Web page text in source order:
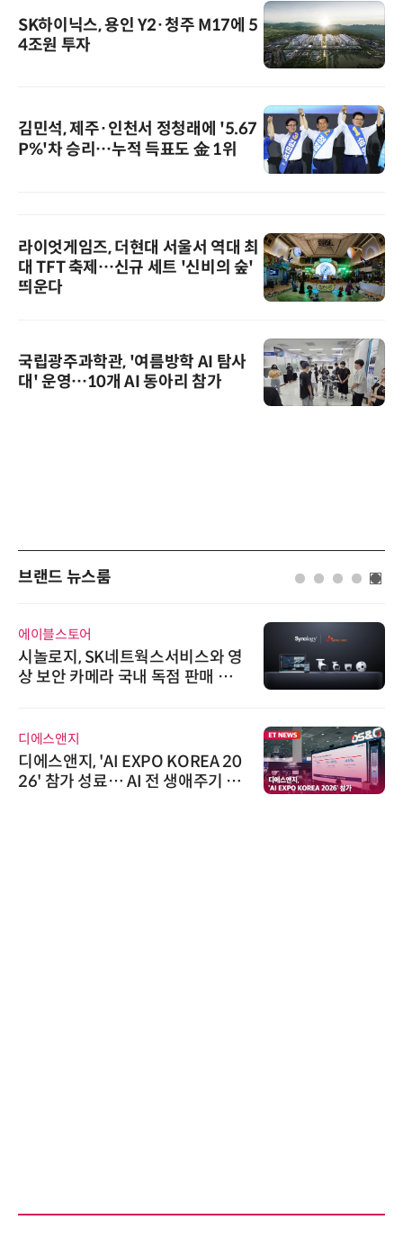
SK하이닉스, 용인 Y2·청주 M17에 5
4조원 투자
김민석, 제주·인천서 정청래에 '5.67
P%'차 승리…누적 득표도 金 1위
라이엇게임즈, 더현대 서울서 역대 최
대 TFT 축제…신규 세트 '신비의 숲'
띄운다
국립광주과학관, '여름방학 AI 탐사
대' 운영…10개 AI 동아리 참가
브랜드 뉴스룸
에이블스토어
시놀로지, SK네트웍스서비스와 영
상 보안 카메라 국내 독점 판매 파
디에스앤지
디에스앤지, 'AI EXPO KOREA 20
26' 참가 성료… AI 전 생애주기 아